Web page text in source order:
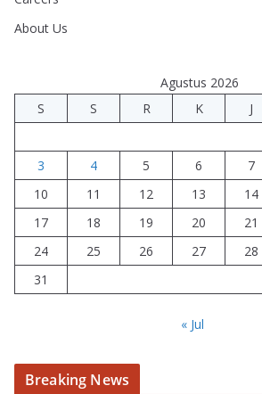
About Us
Agustus 2026
S
S R K J
3
4 5 6 7
10
11 12 13 14
17
18 19 20 21
24
25 26 27 28
31
« Jul
Breaking News